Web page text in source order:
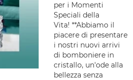
per i Momenti
Speciali della
Vita! **Abbiamo il
piacere di presentare
i nostri nuovi arrivi
di bomboniere in
cristallo, un'ode alla
bellezza senza